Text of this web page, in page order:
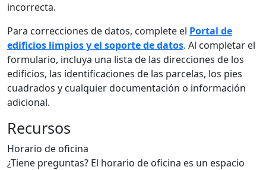
incorrecta.
Para correcciones de datos, complete el Portal de
edificios limpios y el soporte de datos. Al completar el
formulario, incluya una lista de las direcciones de los
edificios, las identificaciones de las parcelas, los pies
cuadrados y cualquier documentación o información
adicional.
Recursos
Horario de oficina
¿Tiene preguntas? El horario de oficina es un espacio